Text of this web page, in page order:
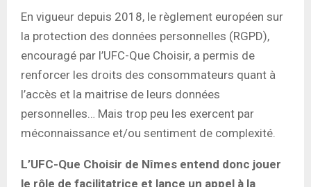
En vigueur depuis 2018, le règlement européen sur
la protection des données personnelles (RGPD),
encouragé par l’UFC-Que Choisir, a permis de
renforcer les droits des consommateurs quant à
l’accès et la maitrise de leurs données
personnelles… Mais trop peu les exercent par
méconnaissance et/ou sentiment de complexité.
L’UFC-Que Choisir de Nîmes entend donc jouer
le rôle de facilitatrice et lance un appel à la